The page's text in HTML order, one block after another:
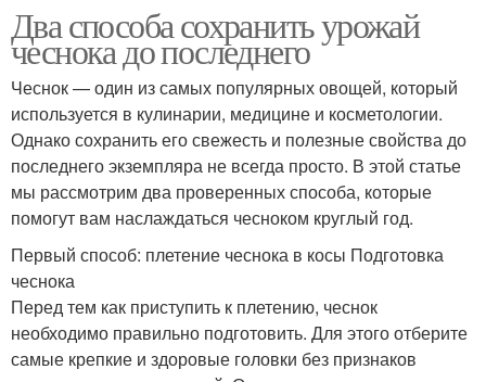
Два способа сохранить урожай
чеснока до последнего
Чеснок — один из самых популярных овощей, который
используется в кулинарии, медицине и косметологии.
Однако сохранить его свежесть и полезные свойства до
последнего экземпляра не всегда просто. В этой статье
мы рассмотрим два проверенных способа, которые
помогут вам наслаждаться чесноком круглый год.
Первый способ: плетение чеснока в косы Подготовка
чеснока
Перед тем как приступить к плетению, чеснок
необходимо правильно подготовить. Для этого отберите
самые крепкие и здоровые головки без признаков